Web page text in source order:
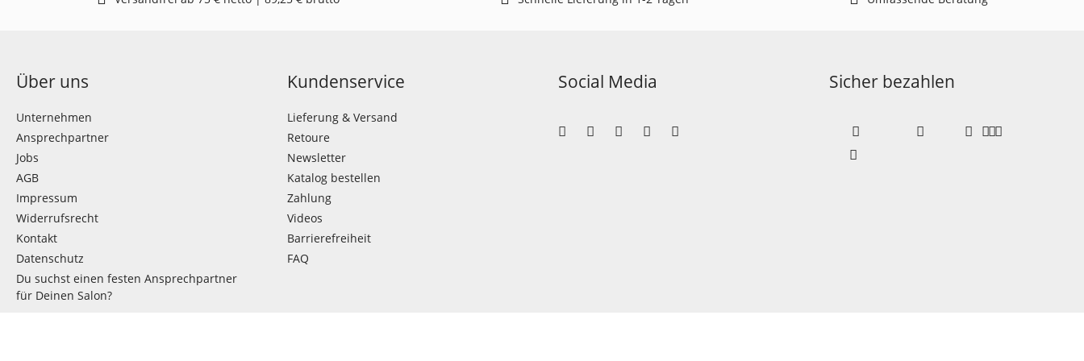
Über uns
Unternehmen
Ansprechpartner
Jobs
AGB
Impressum
Widerrufsrecht
Kontakt
Datenschutz
Du suchst einen festen Ansprechpartner
für Deinen Salon?
Kundenservice
Lieferung & Versand
Retoure
Newsletter
Katalog bestellen
Zahlung
Videos
Barrierefreiheit
FAQ
Social Media Sicher bezahlen